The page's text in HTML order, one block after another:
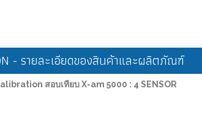
- รายละเอียดของสินค้าและผลิตภัณฑ์
สอบเทียบ X-am 5000 : 4 SENSOR